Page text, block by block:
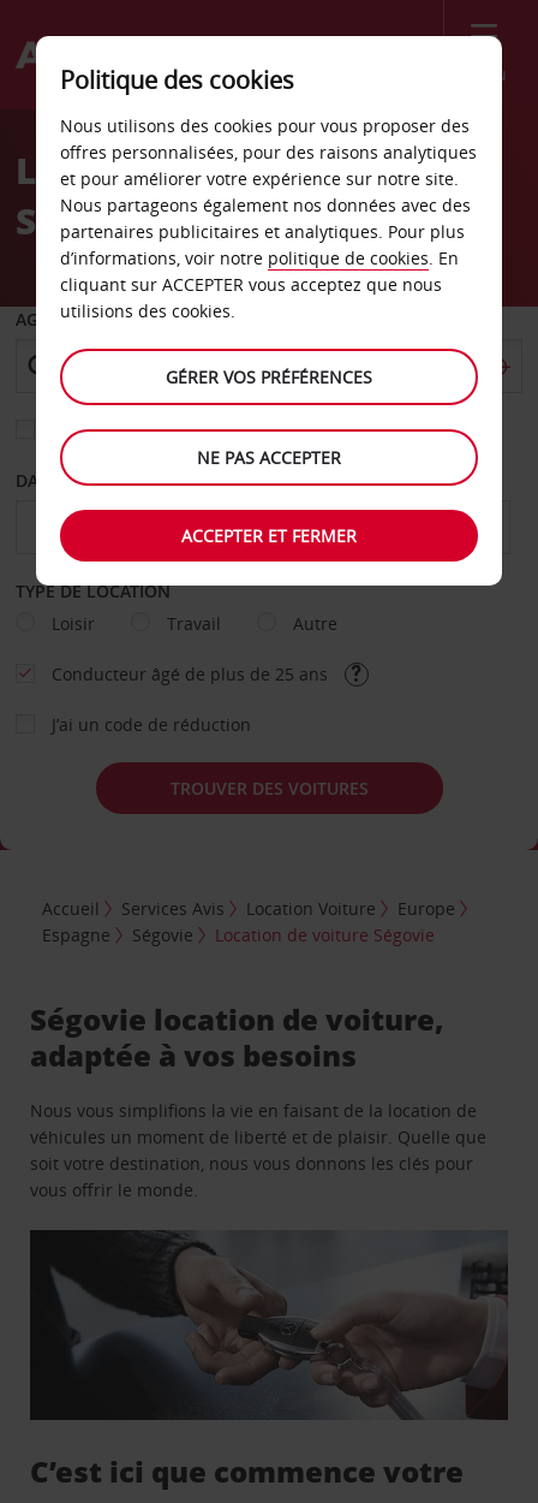
Menu
Welcome
AvisLocation de voiture
Ségovie
AGENCE DE DÉPART
Sélectionnez une autre agence de retour
DATE DE DÉPART DATE DE RETOUR
TYPE DE LOCATION
Loisir
Travail Autre
Conducteur âgé de plus de 25 ans
J’ai un code de réduction
TROUVER DES VOITURES
Accueil Services Avis Location Voiture
Europe
Espagne
Ségovie Location de voiture Ségovie
Ségovie location de voiture,
adaptée à vos besoins
Nous vous simplifions la vie en faisant de la location de
véhicules un moment de liberté et de plaisir. Quelle que
soit votre destination, nous vous donnons les clés pour
vous offrir le monde.
C’est ici que commence votre
Politique des cookies
Nous utilisons des cookies pour vous proposer des
offres personnalisées, pour des raisons analytiques
et pour améliorer votre expérience sur notre site.
Nous partageons également nos données avec des
partenaires publicitaires et analytiques. Pour plus
d’informations, voir notre politique de cookies. En
cliquant sur ACCEPTER vous acceptez que nous
utilisions des cookies.
GÉRER VOS PRÉFÉRENCES
NE PAS ACCEPTER
ACCEPTER ET FERMER